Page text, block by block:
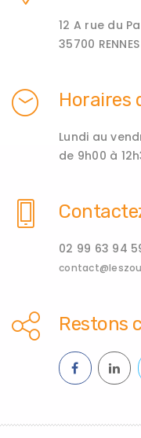
12 A rue du
35700 RENNES
Horaires
Lundi au
de 9h00 à
02 99 63 94
Restons